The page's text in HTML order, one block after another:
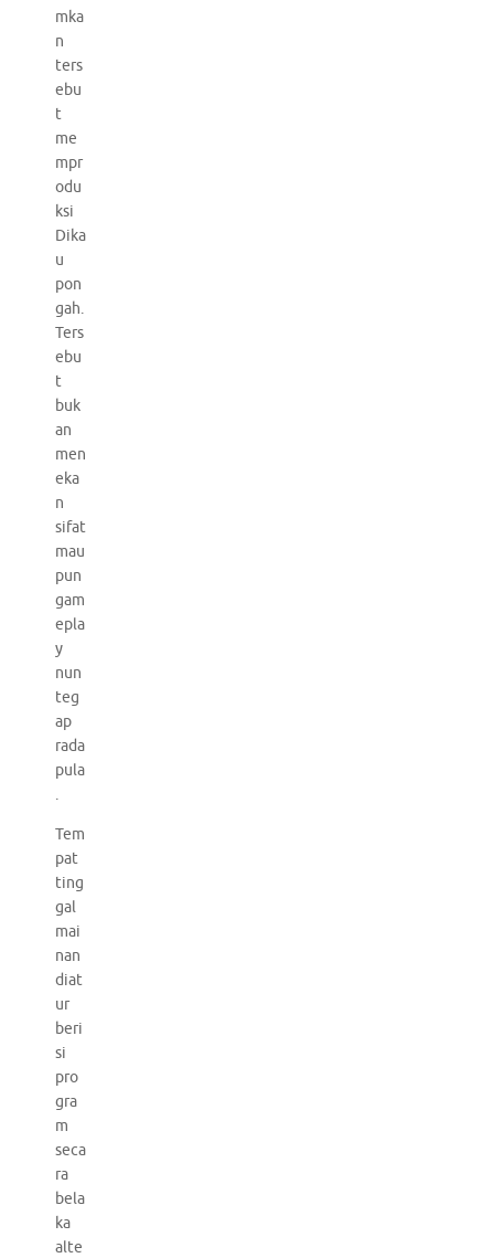
mka
n
ters
ebu
t
me
mpr
odu
ksi
Dika
u
pon
gah.
Ters
ebu
t
buk
an
men
eka
n
sifat
mau
pun
gam
epla
y
nun
teg
ap
rada
pula
.
Tem
pat
ting
gal
mai
nan
diat
ur
beri
si
pro
gra
m
seca
ra
bela
ka
alte